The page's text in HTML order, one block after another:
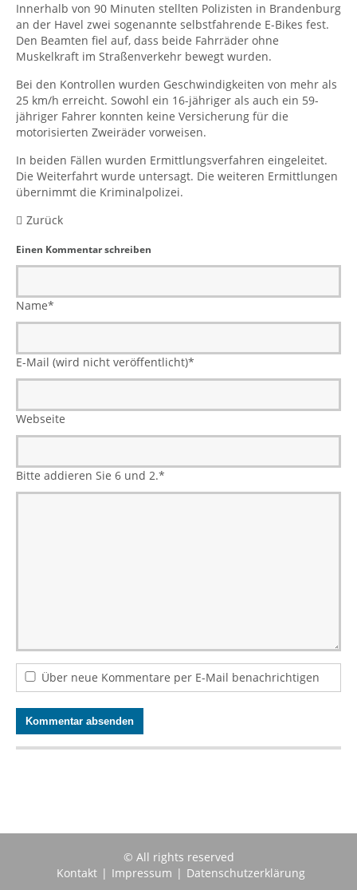
Innerhalb von 90 Minuten stellten Polizisten in Brandenburg
an der Havel zwei sogenannte selbstfahrende E-Bikes fest.
Den Beamten fiel auf, dass beide Fahrräder ohne
Muskelkraft im Straßenverkehr bewegt wurden.
Bei den Kontrollen wurden Geschwindigkeiten von mehr als
25 km/h erreicht. Sowohl ein 16-jähriger als auch ein 59-
jähriger Fahrer konnten keine Versicherung für die
motorisierten Zweiräder vorweisen.
In beiden Fällen wurden Ermittlungsverfahren eingeleitet.
Die Weiterfahrt wurde untersagt. Die weiteren Ermittlungen
übernimmt die Kriminalpolizei.
Zurück
Einen Kommentar schreiben
Name*
E-Mail (wird nicht veröffentlicht)*
Webseite
Bitte addieren Sie 6 und 2.*
Über neue Kommentare per E-Mail benachrichtigen
© All rights reserved
Kontakt | Impressum | Datenschutzerklärung